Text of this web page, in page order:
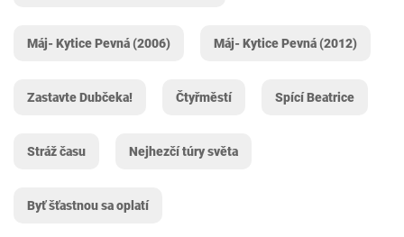
Máj- Kytice Pevná (2006) Máj- Kytice Pevná (2012)
Zastavte Dubčeka! Čtyřměstí Spící Beatrice
Stráž času Nejhezčí túry světa
Byť šťastnou sa oplatí